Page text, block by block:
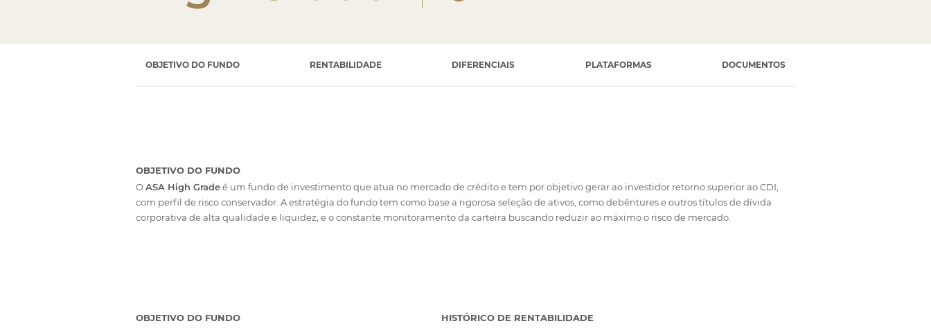
OBJETIVO DO FUNDO RENTABILIDADE DIFERENCIAIS PLATAFORMAS DOCUMENTOS
OBJETIVO DO FUNDO
OASA High Grade é um fundo de investimento que atua no mercado de crédito e tem por objetivo gerar ao investidor retorno superior ao CDI,
com perfil de risco conservador. A estratégia do fundo tem como base a rigorosa seleção de ativos, como debêntures e outros títulos de dívida
corporativa de alta qualidade e liquidez, e o constante monitoramento da carteira buscando reduzir ao máximo o risco de mercado.
OBJETIVO DO FUNDO
HISTÓRICO DE RENTABILIDADE